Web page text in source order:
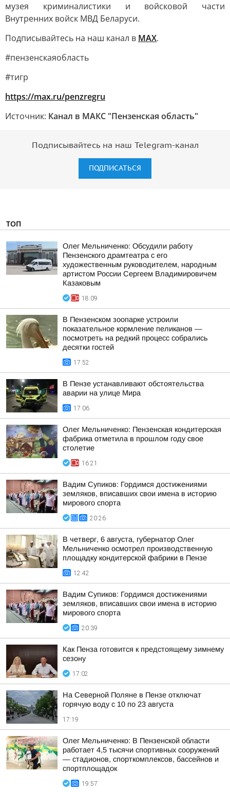
музея криминалистики и войсковой части
Внутренних войск МВД Беларуси.
Подписывайтесь на наш канал в MAX.
#пензенскаяобласть
#тигр
https://max.ru/penzregru
Источник: Канал в МАКС "Пензенская область"
Подписывайтесь на наш Telegram-канал
ПОДПИСАТЬСЯ
ТОП
Олег Мельниченко: Обсудили работу
Пензенского драмтеатра с его
художественным руководителем, народным
артистом России Сергеем Владимировичем
Казаковым
18:09
В Пензенском зоопарке устроили
показательное кормление пеликанов —
посмотреть на редкий процесс собрались
десятки гостей
17:52
В Пензе устанавливают обстоятельства
аварии на улице Мира
17:06
Олег Мельниченко: Пензенская кондитерская
фабрика отметила в прошлом году свое
столетие
16:21
Вадим Супиков: Гордимся достижениями
земляков, вписавших свои имена в историю
мирового спорта
20:26
В четверг, 6 августа, губернатор Олег
Мельниченко осмотрел производственную
площадку кондитерской фабрики в Пензе
12:42
Вадим Супиков: Гордимся достижениями
земляков, вписавших свои имена в историю
мирового спорта
20:39
Как Пенза готовится к предстоящему зимнему
сезону
17:02
На Северной Поляне в Пензе отключат
горячую воду с 10 по 23 августа
17:19
Олег Мельниченко: В Пензенской области
работает 4,5 тысячи спортивных сооружений
— стадионов, спорткомплексов, бассейнов и
спортплощадок
19:57